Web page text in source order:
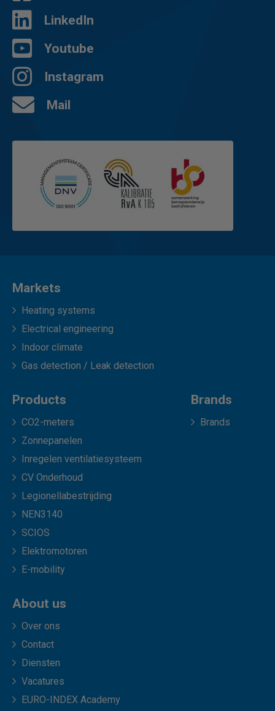
LinkedIn
Youtube
Instagram
Mail
Markets
Heating systems
Electrical engineering
Indoor climate
Gas detection / Leak detection
Products
CO2-meters
Zonnepanelen
Inregelen ventilatiesysteem
CV Onderhoud
Legionellabestrijding
NEN3140
SCIOS
Elektromotoren
E-mobility
Brands
Brands
About us
Over ons
Contact
Diensten
Vacatures
EURO-INDEX Academy